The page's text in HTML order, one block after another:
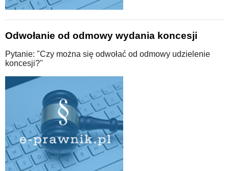
Odwołanie od odmowy wydania koncesji
Pytanie: "Czy można się odwołać od odmowy udzielenie
koncesji?"